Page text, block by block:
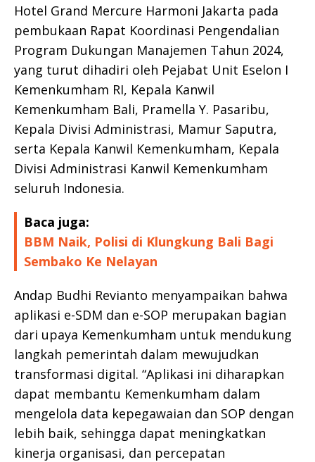
Hotel Grand Mercure Harmoni Jakarta pada
pembukaan Rapat Koordinasi Pengendalian
Program Dukungan Manajemen Tahun 2024,
yang turut dihadiri oleh Pejabat Unit Eselon I
Kemenkumham RI, Kepala Kanwil
Kemenkumham Bali, Pramella Y. Pasaribu,
Kepala Divisi Administrasi, Mamur Saputra,
serta Kepala Kanwil Kemenkumham, Kepala
Divisi Administrasi Kanwil Kemenkumham
seluruh Indonesia.
Baca juga:
BBM Naik, Polisi di Klungkung Bali Bagi
Sembako Ke Nelayan
Andap Budhi Revianto menyampaikan bahwa
aplikasi e-SDM dan e-SOP merupakan bagian
dari upaya Kemenkumham untuk mendukung
langkah pemerintah dalam mewujudkan
transformasi digital. “Aplikasi ini diharapkan
dapat membantu Kemenkumham dalam
mengelola data kepegawaian dan SOP dengan
lebih baik, sehingga dapat meningkatkan
kinerja organisasi, dan percepatan